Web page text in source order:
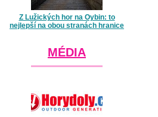
Z Lužických hor na Oybin: to
nejlepší na obou stranách hranice
MÉDIA